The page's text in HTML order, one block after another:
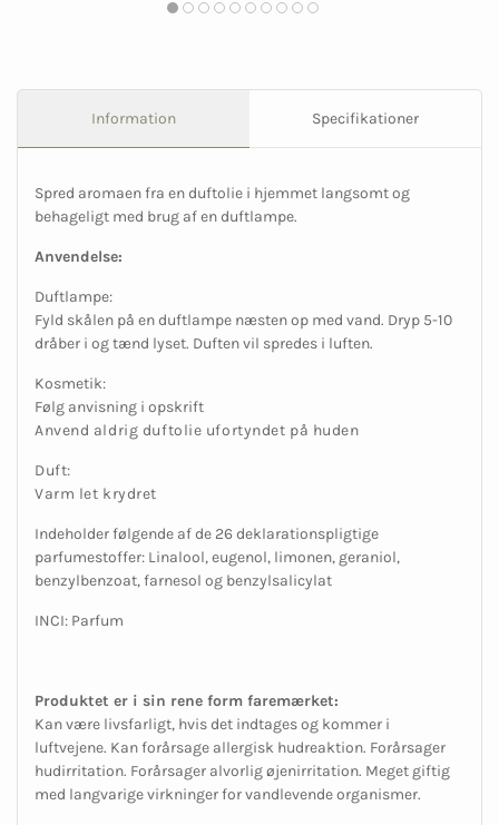
Information Specifikationer
Spred aromaen fra en duftolie i hjemmet langsomt og
behageligt med brug af en duftlampe.
Anvendelse:
Duftlampe:
Fyld skålen på en duftlampe næsten op med vand. Dryp 5-10
dråber i og tænd lyset. Duften vil spredes i luften.
Kosmetik:
Følg anvisning i opskrift
Anvend aldrig duftolie ufortyndet på huden
Duft:
Varm let krydret
Indeholder følgende af de 26 deklarationspligtige
parfumestoffer: Linalool, eugenol, limonen, geraniol,
benzylbenzoat, farnesol og benzylsalicylat
INCI: Parfum
Produktet er i sin rene form faremærket:
Kan være livsfarligt, hvis det indtages og kommer i
luftvejene. Kan forårsage allergisk hudreaktion. Forårsager
hudirritation. Forårsager alvorlig øjenirritation. Meget giftig
med langvarige virkninger for vandlevende organismer.